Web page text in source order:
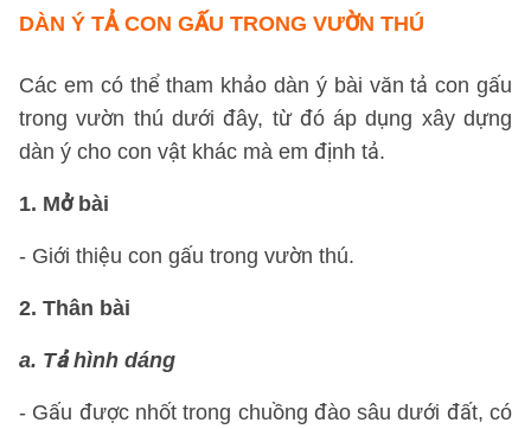
DÀN Ý TẢ CON GẤU TRONG VƯỜN THÚ
Các em có thể tham khảo dàn ý bài văn tả con gấu
trong vườn thú dưới đây, từ đó áp dụng xây dựng
dàn ý cho con vật khác mà em định tả.
1. Mở bài
- Giới thiệu con gấu trong vườn thú.
2. Thân bài
a. Tả hình dáng
- Gấu được nhốt trong chuồng đào sâu dưới đất, có